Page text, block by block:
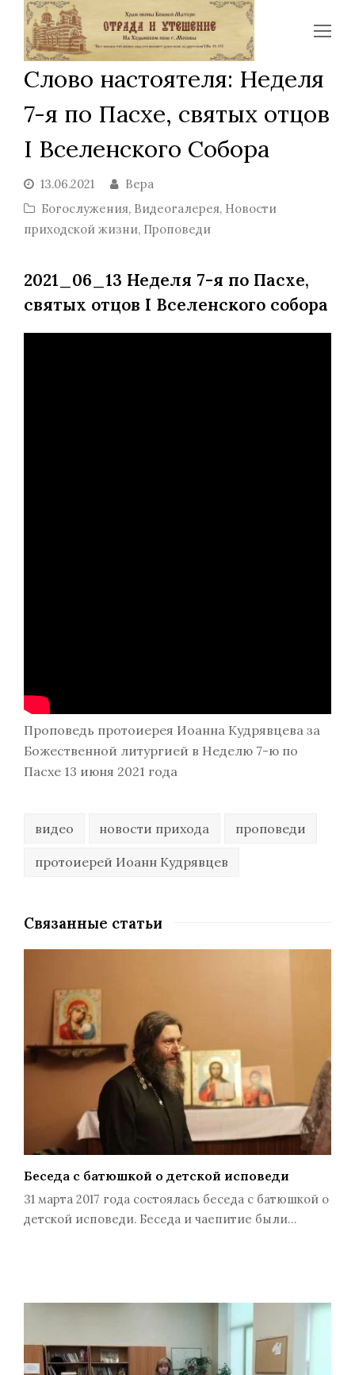
Слово настоятеля: Неделя
7-я по Пасхе, святых отцов
I Вселенского Собора
13.06.2021
Вера
Богослужения, Видеогалерея, Новости
приходской жизни, Проповеди
2021_06_13 Неделя 7-я по Пасхе,
святых отцов I Вселенского собора
Проповедь протоиерея Иоанна Кудрявцева за
Божественной литургией в Неделю 7-ю по
Пасхе 13 июня 2021 года
видео новости прихода проповеди
протоиерей Иоанн Кудрявцев
Связанные статьи
Беседа с батюшкой о детской исповеди
31 марта 2017 года состоялась беседа с батюшкой о
детской исповеди. Беседа и чаепитие были…